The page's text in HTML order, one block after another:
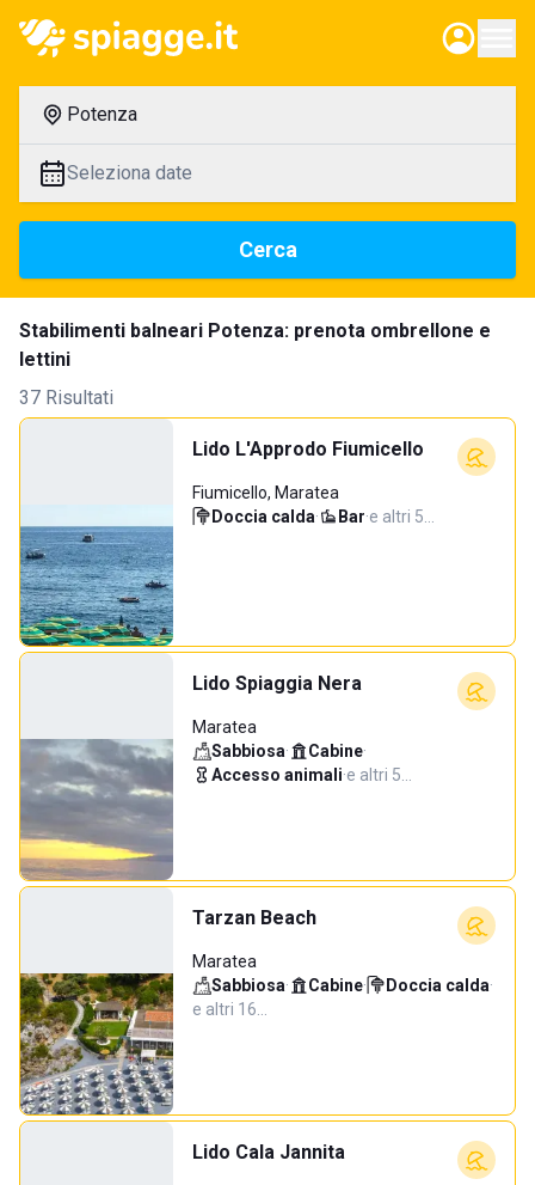
Potenza
Seleziona date
Cerca
Stabilimenti balneari Potenza: prenota ombrellone e
lettini
37 Risultati
Lido L'Approdo Fiumicello
Fiumicello, Maratea
Doccia calda· Bar·e altri 5…
Lido Spiaggia Nera
Maratea
Sabbiosa· Cabine·
Accesso animali·e altri 5…
Tarzan Beach
Maratea
Sabbiosa· Cabine· Doccia calda·
e altri 16…
Lido Cala Jannita